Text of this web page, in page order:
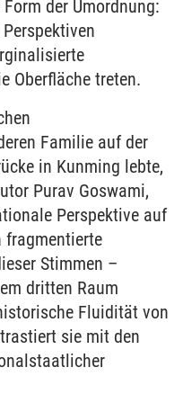
der Umordnung:
Oberfläche treten.
Familie auf der
in Kunming lebte,
Purav Goswami,
Perspektive auf
fragmentierte
Stimmen –
dritten Raum
Fluidität von
sie mit den